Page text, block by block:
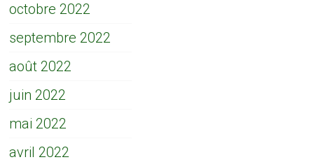
octobre 2022
septembre 2022
août 2022
juin 2022
mai 2022
avril 2022